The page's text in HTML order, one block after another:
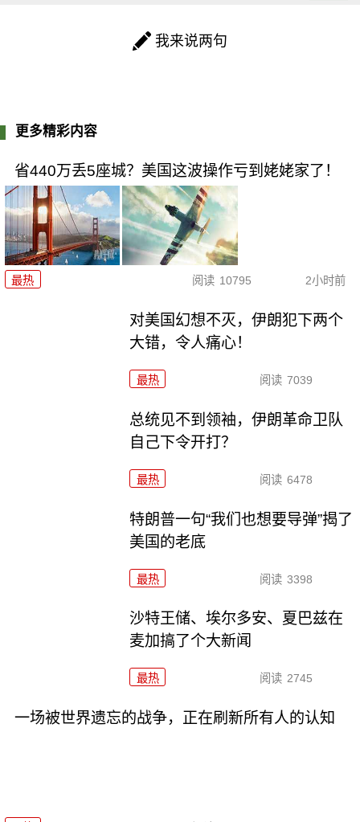
我来说两句
更多精彩内容
省440万丢5座城？美国这波操作亏到姥姥家了！
最热 阅读 10795 2小时前
对美国幻想不灭，伊朗犯下两个
大错，令人痛心！
最热 阅读 7039
总统见不到领袖，伊朗革命卫队
自己下令开打？
最热 阅读 6478
特朗普一句“我们也想要导弹”揭了
美国的老底
最热 阅读 3398
沙特王储、埃尔多安、夏巴兹在
麦加搞了个大新闻
最热 阅读 2745
一场被世界遗忘的战争，正在刷新所有人的认知